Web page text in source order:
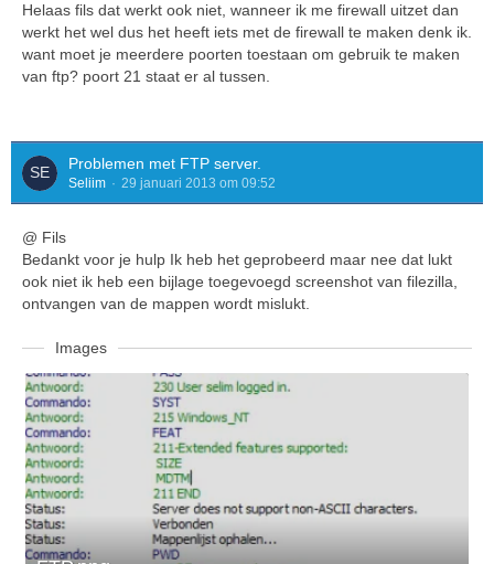
Helaas fils dat werkt ook niet, wanneer ik me firewall uitzet dan
werkt het wel dus het heeft iets met de firewall te maken denk ik.
want moet je meerdere poorten toestaan om gebruik te maken
van ftp? poort 21 staat er al tussen.
Problemen met FTP server.
Seliim 29 januari 2013 om 09:52
@ Fils
Bedankt voor je hulp Ik heb het geprobeerd maar nee dat lukt
ook niet ik heb een bijlage toegevoegd screenshot van filezilla,
ontvangen van de mappen wordt mislukt.
Images